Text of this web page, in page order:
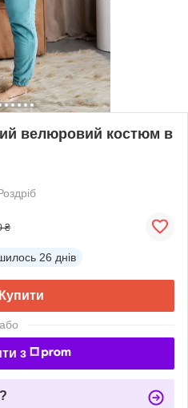
велюровий костюм в
₴
26 днів
Купити
або
з